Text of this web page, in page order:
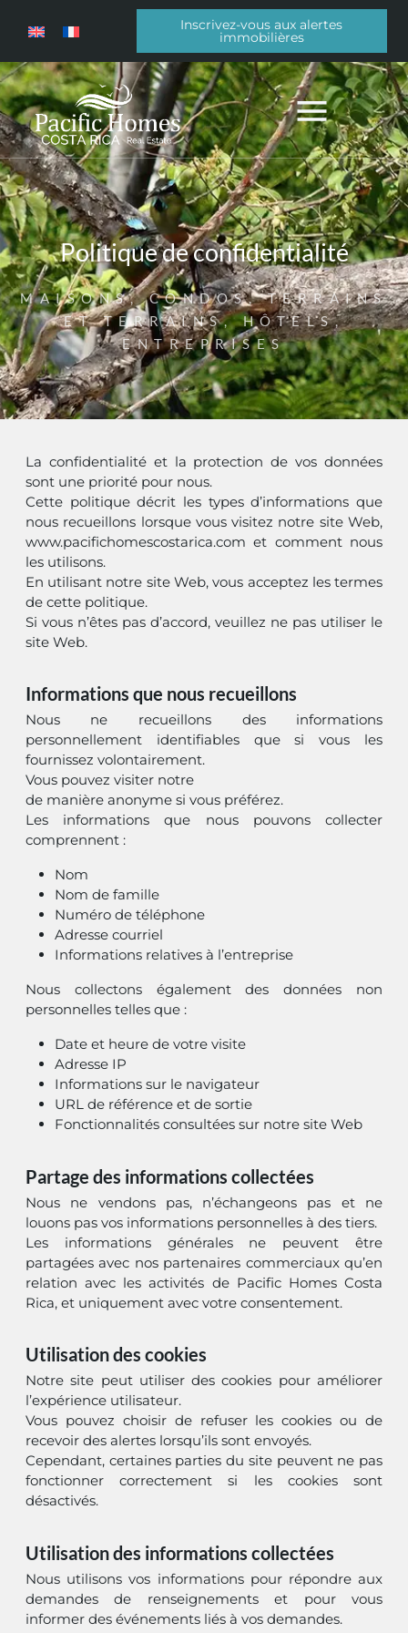
Inscrivez-vous aux alertes
immobilières
Politique de confidentialité
MAISONS, CONDOS, TERRAINS
ET TERRAINS, HÔTELS,
ENTREPRISES
La confidentialité et la protection de vos données
sont une priorité pour nous.
Cette politique décrit les types d’informations que
nous recueillons lorsque vous visitez notre site Web,
www.pacifichomescostarica.com et comment nous
les utilisons.
En utilisant notre site Web, vous acceptez les termes
de cette politique.
Si vous n’êtes pas d’accord, veuillez ne pas utiliser le
site Web.
Informations que nous recueillons
Nous ne recueillons des informations
personnellement identifiables que si vous les
fournissez volontairement.
Vous pouvez visiter notre
de manière anonyme si vous préférez.
Les informations que nous pouvons collecter
comprennent :
Nom
Nom de famille
Numéro de téléphone
Adresse courriel
Informations relatives à l’entreprise
Nous collectons également des données non
personnelles telles que :
Date et heure de votre visite
Adresse IP
Informations sur le navigateur
URL de référence et de sortie
Fonctionnalités consultées sur notre site Web
Partage des informations collectées
Nous ne vendons pas, n’échangeons pas et ne
louons pas vos informations personnelles à des tiers.
Les informations générales ne peuvent être
partagées avec nos partenaires commerciaux qu’en
relation avec les activités de Pacific Homes Costa
Rica, et uniquement avec votre consentement.
Utilisation des cookies
Notre site peut utiliser des cookies pour améliorer
l’expérience utilisateur.
Vous pouvez choisir de refuser les cookies ou de
recevoir des alertes lorsqu’ils sont envoyés.
Cependant, certaines parties du site peuvent ne pas
fonctionner correctement si les cookies sont
désactivés.
Utilisation des informations collectées
Nous utilisons vos informations pour répondre aux
demandes de renseignements et pour vous
informer des événements liés à vos demandes.